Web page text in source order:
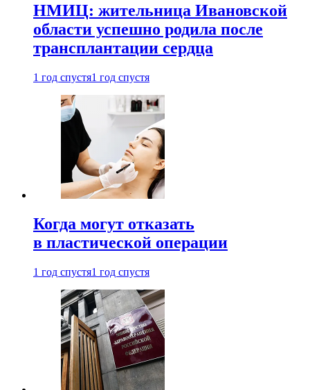
НМИЦ: жительница Ивановской
области успешно родила после
трансплантации сердца
1 год спустя1 год спустя
Когда могут отказать
в пластической операции
1 год спустя1 год спустя